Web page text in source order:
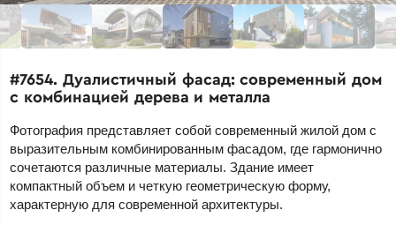
#7654. Дуалистичный фасад: современный дом
с комбинацией дерева и металла
Фотография представляет собой современный жилой дом с
выразительным комбинированным фасадом, где гармонично
сочетаются различные материалы. Здание имеет
компактный объем и четкую геометрическую форму,
характерную для современной архитектуры.